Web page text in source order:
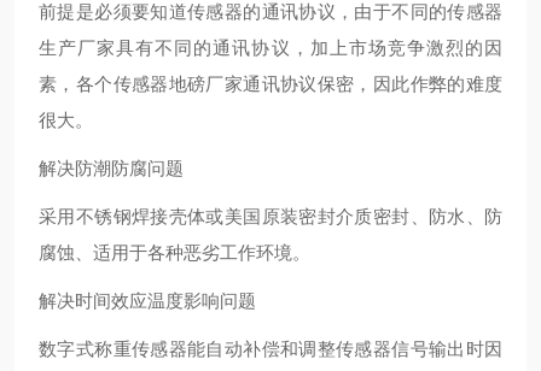
前提是必须要知道传感器的通讯协议，由于不同的传感器
生产厂家具有不同的通讯协议，加上市场竞争激烈的因
素，各个传感器地磅厂家通讯协议保密，因此作弊的难度
很大。
解决防潮防腐问题
采用不锈钢焊接壳体或美国原装密封介质密封、防水、防
腐蚀、适用于各种恶劣工作环境。
解决时间效应温度影响问题
数字式称重传感器能自动补偿和调整传感器信号输出时因